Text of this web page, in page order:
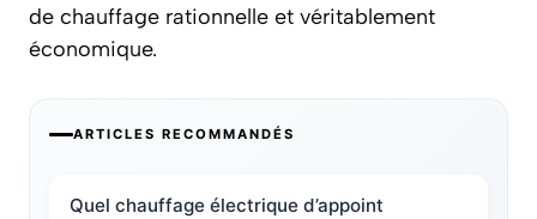
de chauffage rationnelle et véritablement
économique.
ARTICLES RECOMMANDÉS
Quel chauffage électrique d’appoint